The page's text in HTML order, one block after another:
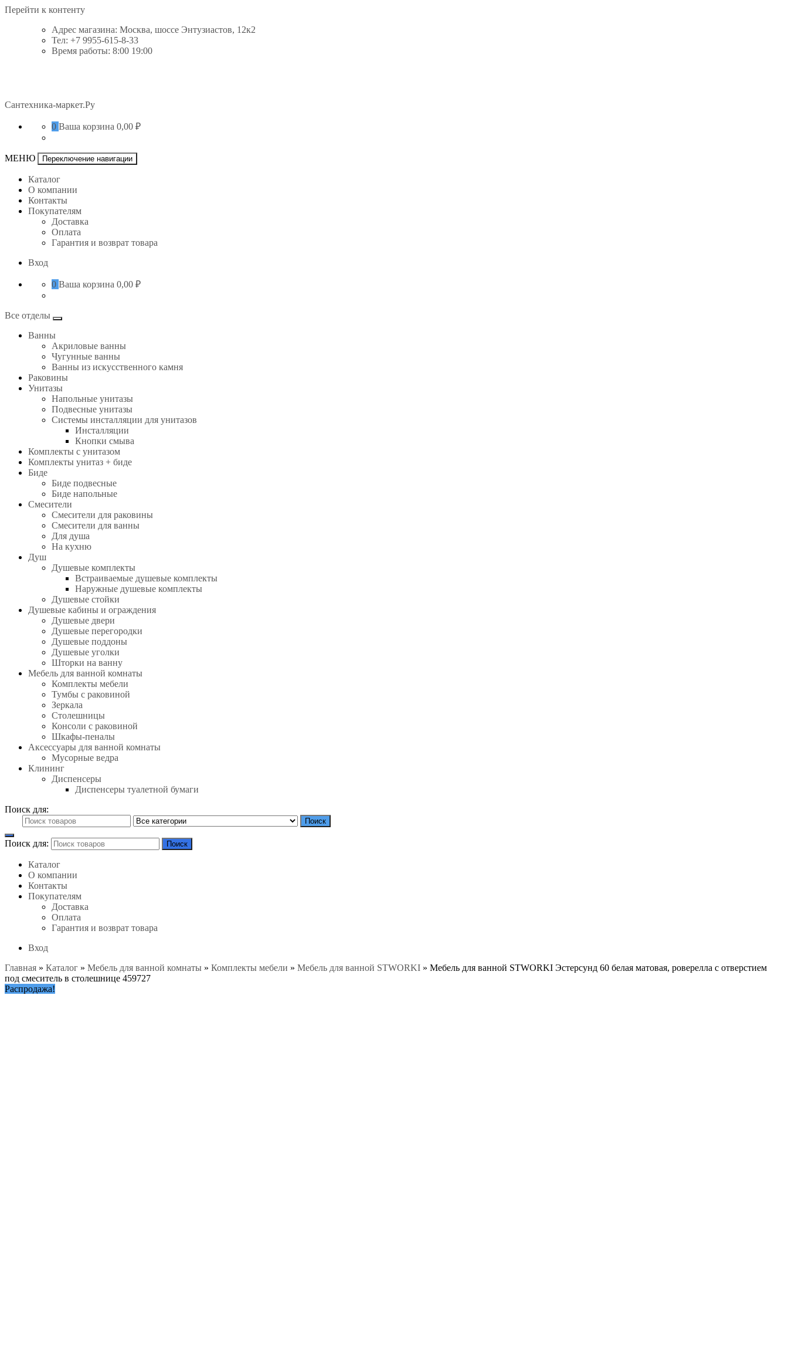
Перейти к контенту
Адрес магазина: Москва, шоссе Энтузиастов, 12к2
Тел: +7 9955-615-8-33
Время работы: 8:00 19:00
Сантехника-маркет.Ру
0 Ваша корзина 0,00 ₽
МЕНЮ Переключение навигации
Каталог
О компании
Контакты
Покупателям
Доставка
Оплата
Гарантия и возврат товара
Вход
0 Ваша корзина 0,00 ₽
Все отделы
Ванны
Акриловые ванны
Чугунные ванны
Ванны из искусственного камня
Раковины
Унитазы
Напольные унитазы
Подвесные унитазы
Системы инсталляции для унитазов
Инсталляции
Кнопки смыва
Комплекты с унитазом
Комплекты унитаз + биде
Биде
Биде подвесные
Биде напольные
Смесители
Смесители для раковины
Смесители для ванны
Для душа
На кухню
Душ
Душевые комплекты
Встраиваемые душевые комплекты
Наружные душевые комплекты
Душевые стойки
Душевые кабины и ограждения
Душевые двери
Душевые перегородки
Душевые поддоны
Душевые уголки
Шторки на ванну
Мебель для ванной комнаты
Комплекты мебели
Тумбы с раковиной
Зеркала
Столешницы
Консоли с раковиной
Шкафы-пеналы
Аксессуары для ванной комнаты
Мусорные ведра
Клининг
Диспенсеры
Диспенсеры туалетной бумаги
Поиск для:
Поиск
Поиск для: Поиск
Каталог
О компании
Контакты
Покупателям
Доставка
Оплата
Гарантия и возврат товара
Вход
Главная » Каталог » Мебель для ванной комнаты » Комплекты мебели » Мебель для ванной STWORKI » Мебель для ванной STWORKI Эстерсунд 60 белая матовая, роверелла с отверстием
под смеситель в столешнице 459727
Распродажа!